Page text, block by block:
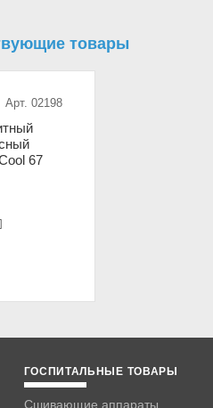
товары
Арт. 02198
67
ГОСПИТАЛЬНЫЕ ТОВАРЫ
Сшивающие аппараты